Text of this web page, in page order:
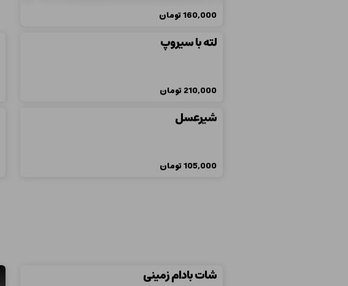
160,000تومان
لته با سیروپ
210,000تومان
شيرعسل
105,000تومان
شات بادام زمینی